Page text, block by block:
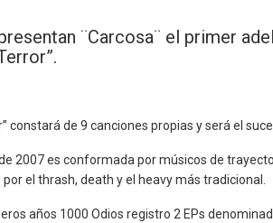
¨Carcosa¨ el primer
constará de 9 canciones propias y será el
2007 es conformada por músicos de
el thrash, death y el heavy más tradicional.
años 1000 Odios registro 2 EPs